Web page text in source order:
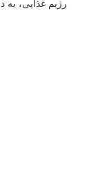
رژیم غذایی،